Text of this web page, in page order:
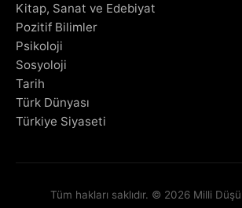
Kitap, Sanat ve Edebiyat
Pozitif Bilimler
Psikoloji
Sosyoloji
Tarih
Türk Dünyası
Türkiye Siyaseti
Tüm hakları saklıdır. © 2026 Milli